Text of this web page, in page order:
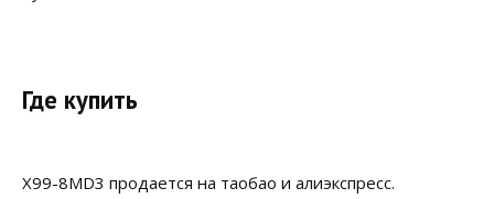
Где купить
X99-8MD3 продается на таобао и алиэкспресс.